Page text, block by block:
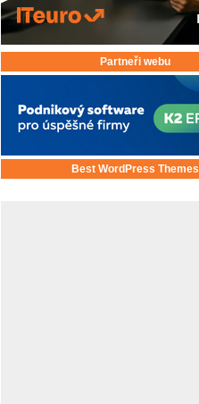
Partneři webu
Best WordPress Themes